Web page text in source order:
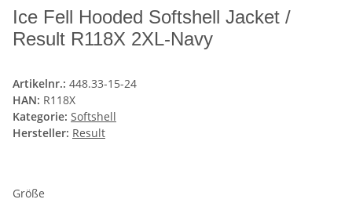
Ice Fell Hooded Softshell Jacket /
Result R118X 2XL-Navy
Artikelnr.: 448.33-15-24
HAN: R118X
Kategorie: Softshell
Hersteller: Result
Größe